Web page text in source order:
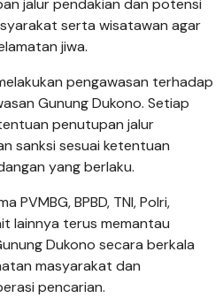
jalur pendakian dan potensi
serta wisatawan agar
jiwa.
pengawasan terhadap
Gunung Dukono. Setiap
penutupan jalur
sanksi sesuai ketentuan
yang berlaku.
PVMBG, BPBD, TNI, Polri,
lainnya terus memantau
Dukono secara berkala
masyarakat dan
pencarian.